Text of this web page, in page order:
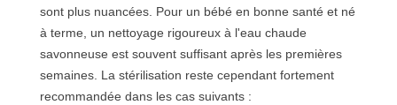
sont plus nuancées. Pour un bébé en bonne santé et né
à terme, un nettoyage rigoureux à l'eau chaude
savonneuse est souvent suffisant après les premières
semaines. La stérilisation reste cependant fortement
recommandée dans les cas suivants :